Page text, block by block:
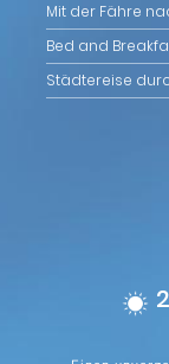
Mit der Fähre
Bed and
Städtereise